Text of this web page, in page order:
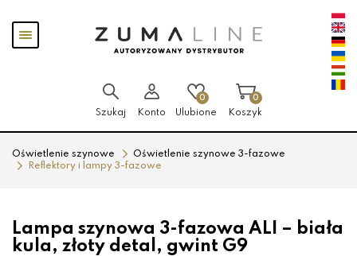
Pokaż
menu
Szukaj Konto
0
Ulubione
0
Koszyk
Oświetlenie szynowe
Oświetlenie szynowe 3-fazowe
Reflektory i lampy 3-fazowe
Lampa szynowa 3-fazowa ALI – biała
kula, złoty detal, gwint G9